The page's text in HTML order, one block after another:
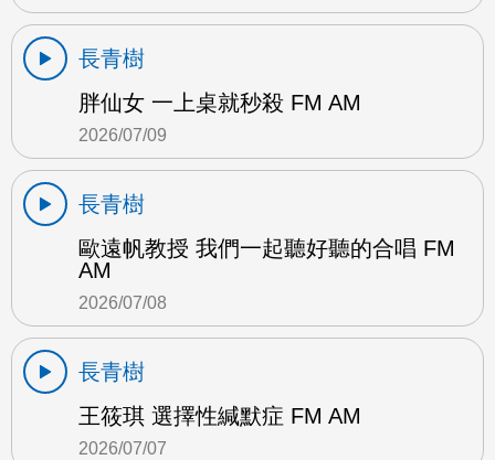
長青樹
胖仙女 一上桌就秒殺 FM AM
2026/07/09
長青樹
歐遠帆教授 我們一起聽好聽的合唱 FM
AM
2026/07/08
長青樹
王筱琪 選擇性緘默症 FM AM
2026/07/07